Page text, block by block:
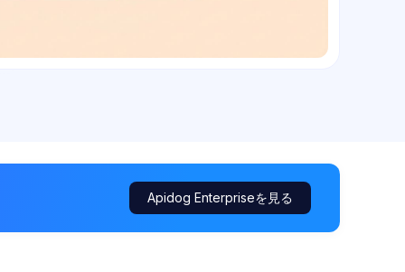
Apidog Enterpriseを見る